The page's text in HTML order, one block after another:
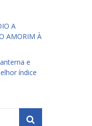
A
AMORIM À
e
índice